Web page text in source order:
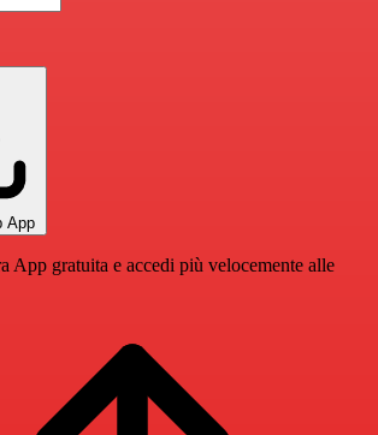
App
App gratuita e accedi più velocemente alle